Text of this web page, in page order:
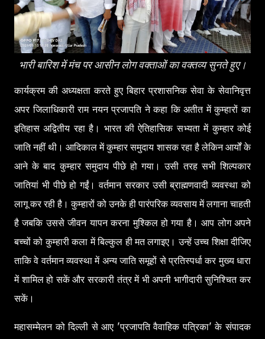
भारी बारिश में मंच पर आसीन लोग वक्ताओं का वक्तव्य सुनते हुए।
कार्यक्रम की अध्यक्षता करते हुए बिहार प्रशासनिक सेवा के सेवानिवृत्त
अपर जिलाधिकारी राम नयन प्रजापति ने कहा कि अतीत में कुम्हारों का
इतिहास अद्वितीय रहा है। भारत की ऐतिहासिक सभ्यता में कुम्हार कोई
जाति नहीं थी। आदिकाल में कुम्हार समुदाय शासक रहा है लेकिन आर्यों के
आने के बाद कुम्हार समुदाय पीछे हो गया। उसी तरह सभी शिल्पकार
जातियां भी पीछे हो गईं। वर्तमान सरकार उसी ब्राह्मणवादी व्यवस्था को
लागू कर रही है। कुम्हारों को उनके ही पारंपरिक व्यवसाय में लगाना चाहती
है जबकि उससे जीवन यापन करना मुश्किल हो गया है। आप लोग अपने
बच्चों को कुम्हारी कला में बिल्कुल ही मत लगाइए। उन्हें उच्च शिक्षा दीजिए
ताकि वे वर्तमान व्यवस्था में अन्य जाति समूहों से प्रतिस्पर्धा कर मुख्य धारा
में शामिल हो सकें और सरकारी तंत्र में भी अपनी भागीदारी सुनिश्चित कर
सकें।
महासम्मेलन को दिल्ली से आए 'प्रजापति वैवाहिक पत्रिका' के संपादक